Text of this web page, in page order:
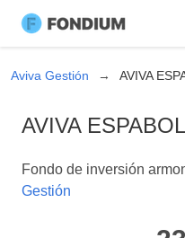
Aviva Gestión AVIVA
AVIVA
Fondo de inversión
Gestión